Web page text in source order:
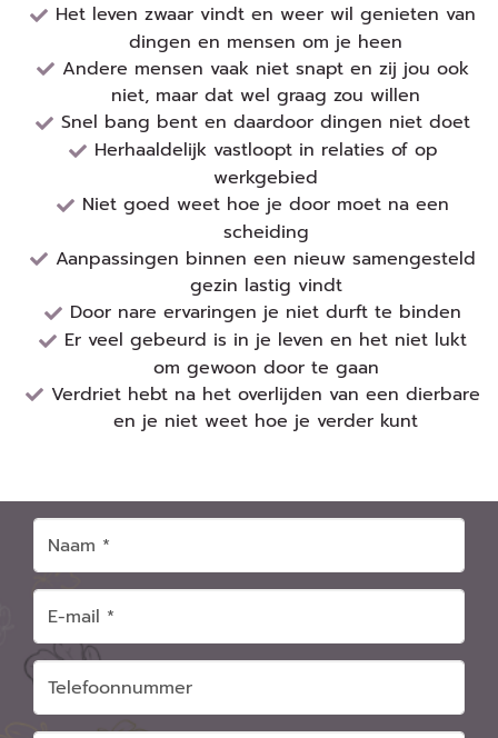
Het leven zwaar vindt en weer wil genieten van
dingen en mensen om je heen
Andere mensen vaak niet snapt en zij jou ook
niet, maar dat wel graag zou willen
Snel bang bent en daardoor dingen niet doet
Herhaaldelijk vastloopt in relaties of op
werkgebied
Niet goed weet hoe je door moet na een
scheiding
Aanpassingen binnen een nieuw samengesteld
gezin lastig vindt
Door nare ervaringen je niet durft te binden
Er veel gebeurd is in je leven en het niet lukt
om gewoon door te gaan
Verdriet hebt na het overlijden van een dierbare
en je niet weet hoe je verder kunt